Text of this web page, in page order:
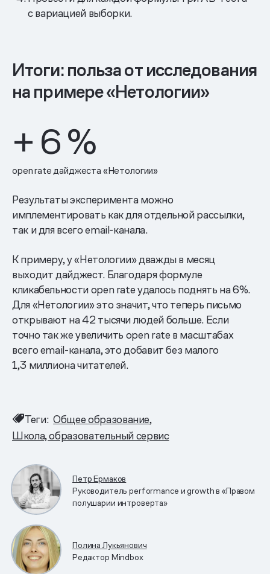
с вариацией выборки.
Итоги: польза от исследования
на примере «Нетологии»
+6%
open rate дайджеста «Нетологии»
Результаты эксперимента можно
имплементировать как для отдельной рассылки,
так и для всего email-канала.
К примеру, у «Нетологии» дважды в месяц
выходит дайджест. Благодаря формуле
кликабельности open rate удалось поднять на 6%.
Для «Нетологии» это значит, что теперь письмо
открывают на 42 тысячи людей больше. Если
точно так же увеличить open rate в масштабах
всего email-канала, это добавит без малого
1,3 миллиона читателей.
Теги: Общее образование
Школа, образовательный сервис
Петр Ермаков
Руководитель performance и growth в «Правом
полушарии интроверта»
Полина Лукьянович
Редактор Mindbox